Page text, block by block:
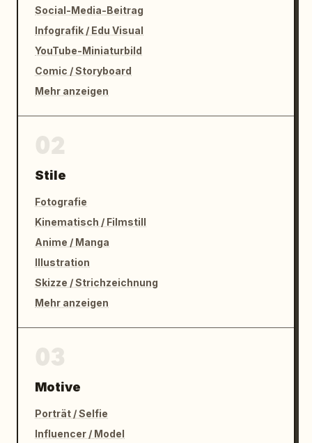
Social-Media-Beitrag
Infografik / Edu Visual
YouTube-Miniaturbild
Comic / Storyboard
Mehr anzeigen
Stile
Fotografie
Kinematisch / Filmstill
Anime / Manga
Illustration
Skizze / Strichzeichnung
Mehr anzeigen
Motive
Porträt / Selfie
Influencer / Model